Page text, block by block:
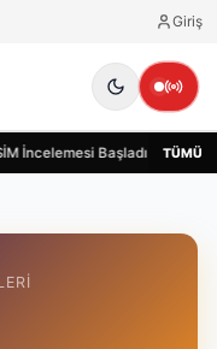
Giriş
İncelemesi Başladı TÜMÜ